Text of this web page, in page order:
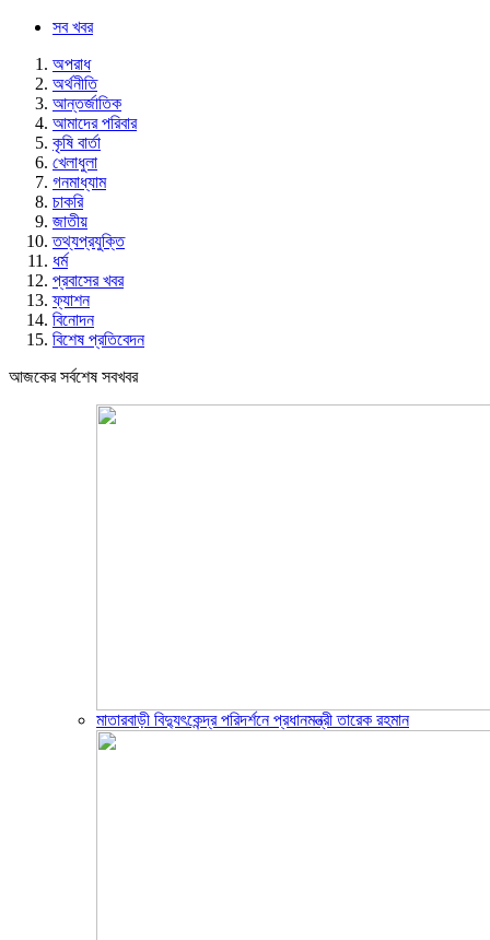
সব খবর
অপরাধ
অর্থনীতি
আন্তর্জাতিক
আমাদের পরিবার
কৃষি বার্তা
খেলাধুলা
গনমাধ্যাম
চাকরি
জাতীয়
তথ্যপ্রযুক্তি
ধর্ম
প্রবাসের খবর
ফ্যাশন
বিনোদন
বিশেষ প্রতিবেদন
আজকের সর্বশেষ সবখবর
মাতারবাড়ী বিদ্যুৎকেন্দ্র পরিদর্শনে প্রধানমন্ত্রী তারেক রহমান